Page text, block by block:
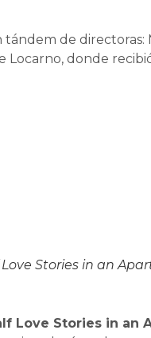
de directoras:
donde
Stories in an
Love Stories in an